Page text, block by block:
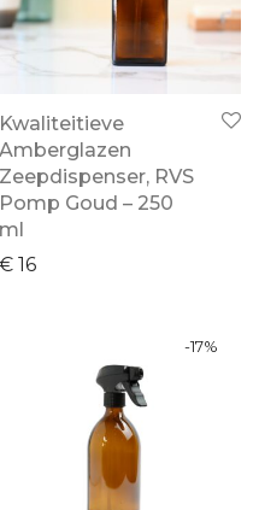
Kwaliteitieve
Amberglazen
Zeepdispenser, RVS
Pomp Goud – 250
ml
€ 16
-17%